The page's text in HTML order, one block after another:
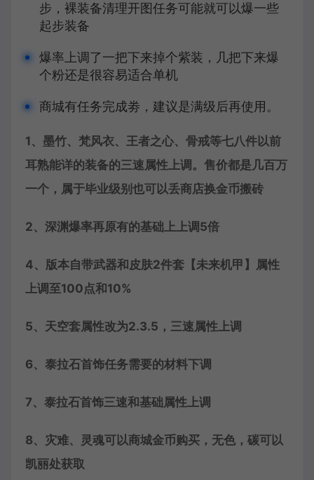
步，裸装备清理开图任务可能就可以爆一些
起步装备
爆率上调了一把下来掉个紫装，几把下来爆
个粉还是很容易适合单机
商城有任务完成劵，建议是满级后再使用。
1、墨竹、梵风衣、王者之心、骨戒等七八件以前
耳熟能详的装备的三速属性上调。售价都是几百万
一个，属于毕业级别也可以丢商店换金币搬砖
2、深渊爆率再原有的基础上上调5倍
4、版本自带武器和皮肤2件套【未来机甲】属性
上调至100点和10%
5、天空套属性改为2.3.5，三速属性上调
6、泰拉石首饰任务需要的材料下调
7、泰拉石首饰三速和基础属性上调
8、灾难、灵魂可以商城金币购买，无色，碳可以
凯丽处获取